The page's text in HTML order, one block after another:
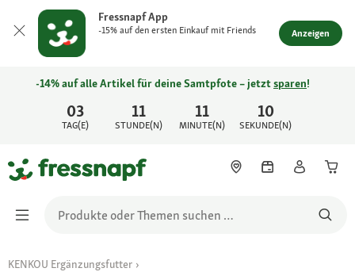
Fressnapf App
-15% auf den ersten Einkauf mit Friends Anzeigen
03
TAG(E)
11
STUNDE(N)
11
MINUTE(N)
10
SEKUNDE(N)
-14% auf alle Artikel für deine Samtpfote – jetztsparen!
KENKOU Ergänzungsfutter